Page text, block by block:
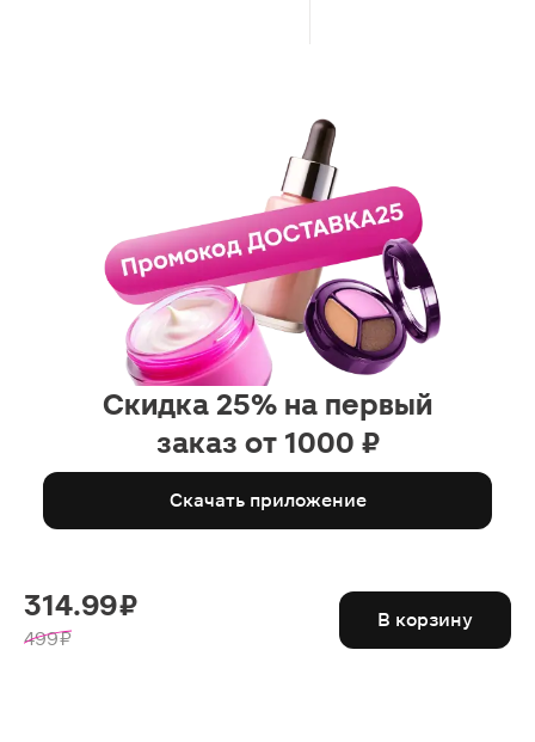
Скидка 25% на первый
заказ от 1000 ₽
Скачать приложение
314.99 ₽
499 ₽
В корзину